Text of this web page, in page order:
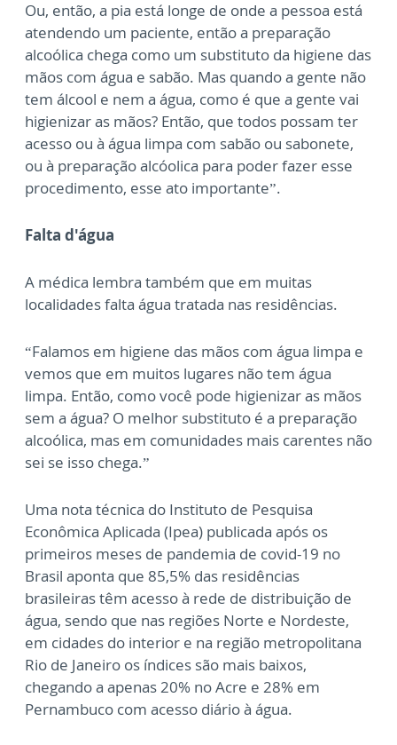
Ou, então, a pia está longe de onde a pessoa está
atendendo um paciente, então a preparação
alcoólica chega como um substituto da higiene das
mãos com água e sabão. Mas quando a gente não
tem álcool e nem a água, como é que a gente vai
higienizar as mãos? Então, que todos possam ter
acesso ou à água limpa com sabão ou sabonete,
ou à preparação alcóolica para poder fazer esse
procedimento, esse ato importante”.
Falta d'água
A médica lembra também que em muitas
localidades falta água tratada nas residências.
“Falamos em higiene das mãos com água limpa e
vemos que em muitos lugares não tem água
limpa. Então, como você pode higienizar as mãos
sem a água? O melhor substituto é a preparação
alcoólica, mas em comunidades mais carentes não
sei se isso chega.”
Uma nota técnica do Instituto de Pesquisa
Econômica Aplicada (Ipea) publicada após os
primeiros meses de pandemia de covid-19 no
Brasil aponta que 85,5% das residências
brasileiras têm acesso à rede de distribuição de
água, sendo que nas regiões Norte e Nordeste,
em cidades do interior e na região metropolitana
Rio de Janeiro os índices são mais baixos,
chegando a apenas 20% no Acre e 28% em
Pernambuco com acesso diário à água.